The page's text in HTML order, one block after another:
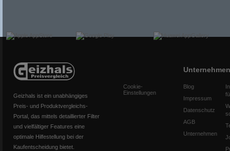
Geizhals ist ein unabhängiges
Preis- und Produktvergleichs-
Portal, das mittels detaillierter Filter
und vielfältiger Features eine
optimale Hilfestellung bei der
Kaufentscheidung bietet.
Cookie-
Einstellungen
Unternehmen
Blog
Impressum
Datenschutz
AGB
Unternehmen